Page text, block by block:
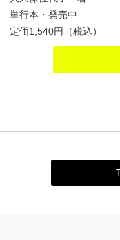
単行本・発売中
定価1,540円（税込）